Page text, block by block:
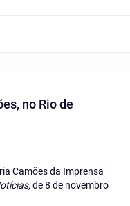
no Rio de
Camões da Imprensa
de 8 de novembro